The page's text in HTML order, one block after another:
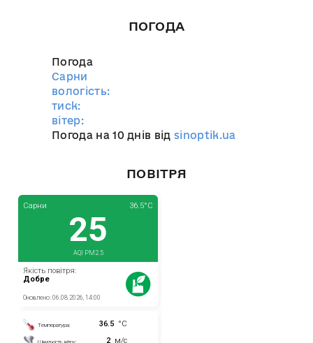
ПОГОДА
Погода
Сарни
вологість:
тиск:
вітер:
Погода на 10 днів відsinoptik.ua
ПОВІТРЯ